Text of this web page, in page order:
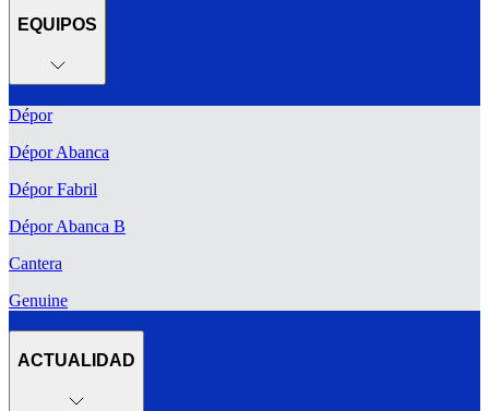
EQUIPOS
Dépor
Dépor Abanca
Dépor Fabril
Dépor Abanca B
Cantera
Genuine
ACTUALIDAD